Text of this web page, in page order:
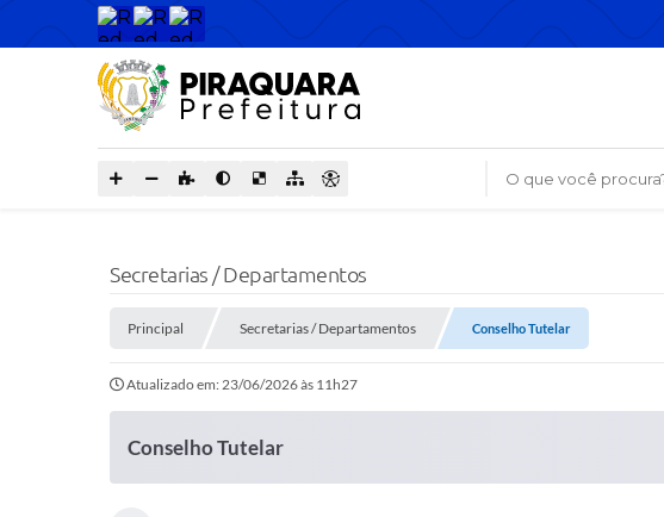
O que você procura?
Secretarias / Departamentos
Principal Secretarias / Departamentos Conselho Tutelar
Atualizado em: 23/06/2026 às 11h27
Conselho Tutelar